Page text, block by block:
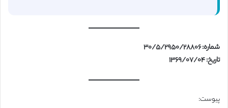
شماره: ۳۰/۵/۲۹۵۰/۲۸۸۰۶
تاریخ: ۱۳۶۹/۰۷/۰۴
پیوست: